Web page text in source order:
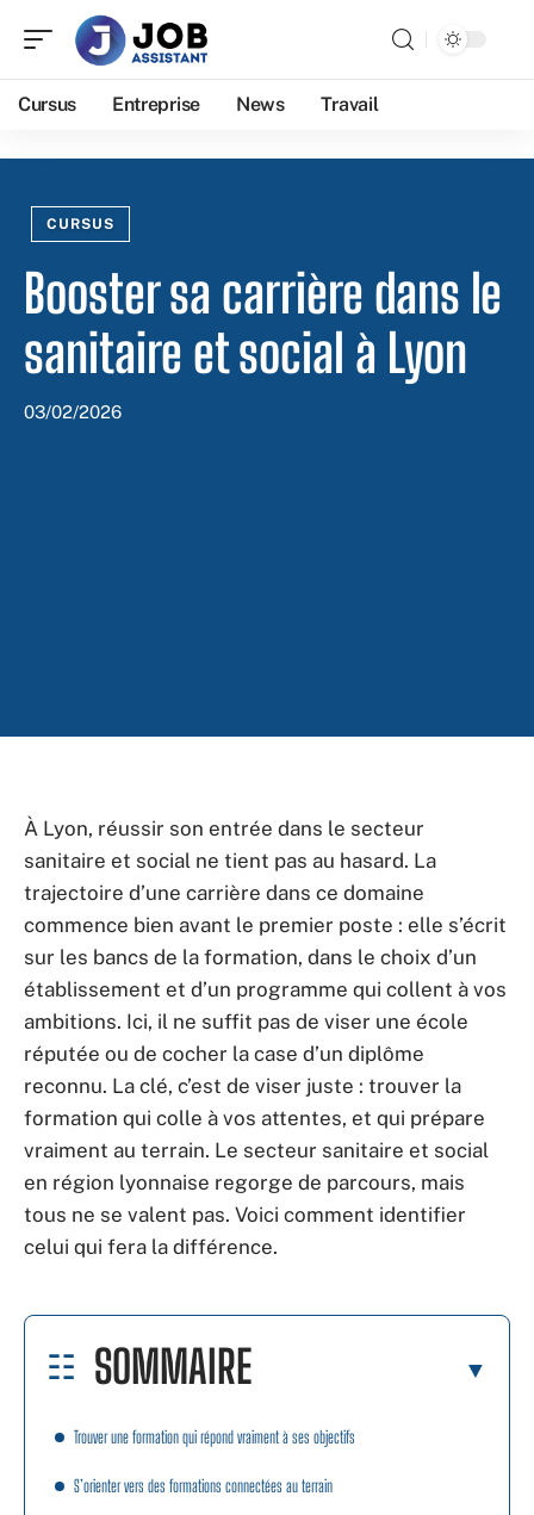
Cursus Entreprise News Travail
CURSUS
Booster sa carrière dans le
sanitaire et social à Lyon
03/02/2026
À Lyon, réussir son entrée dans le secteur
sanitaire et social ne tient pas au hasard. La
trajectoire d’une carrière dans ce domaine
commence bien avant le premier poste : elle s’écrit
sur les bancs de la formation, dans le choix d’un
établissement et d’un programme qui collent à vos
ambitions. Ici, il ne suffit pas de viser une école
réputée ou de cocher la case d’un diplôme
reconnu. La clé, c’est de viser juste : trouver la
formation qui colle à vos attentes, et qui prépare
vraiment au terrain. Le secteur sanitaire et social
en région lyonnaise regorge de parcours, mais
tous ne se valent pas. Voici comment identifier
celui qui fera la différence.
SOMMAIRE
Trouver une formation qui répond vraiment à ses objectifs
S’orienter vers des formations connectées au terrain